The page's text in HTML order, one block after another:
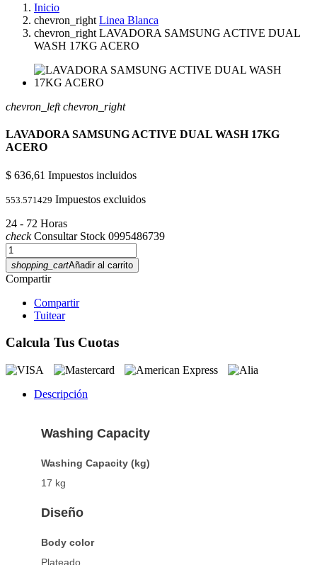
Inicio
chevron_right Linea Blanca
chevron_right LAVADORA SAMSUNG ACTIVE DUAL
WASH 17KG ACERO
chevron_left chevron_right
LAVADORA SAMSUNG ACTIVE DUAL WASH 17KG
ACERO
$ 636,61 Impuestos incluidos
553.571429 Impuestos excluidos
24 - 72 Horas
checkConsultar Stock 0995486739
shopping_cartAñadir al carrito
Compartir
Compartir
Tuitear
Calcula Tus Cuotas
Descripción
Washing Capacity
Washing Capacity (kg)
17 kg
Diseño
Body color
Plateado